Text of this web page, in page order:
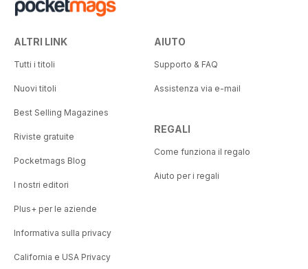
ALTRI LINK
Tutti i titoli
Nuovi titoli
Best Selling Magazines
Riviste gratuite
Pocketmags Blog
I nostri editori
Plus+ per le aziende
Informativa sulla privacy
California e USA Privacy
AIUTO
Supporto & FAQ
Assistenza via e-mail
REGALI
Come funziona il regalo
Aiuto per i regali